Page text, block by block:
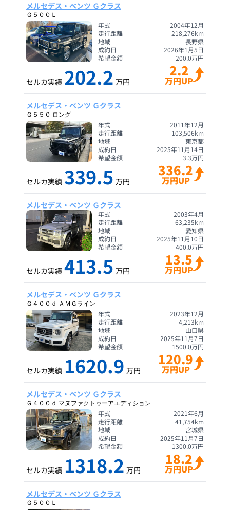
メルセデス・ベンツ Ｇクラス
Ｇ５００Ｌ
年式
2004年12月
走行距離
218,276km
地域
長野県
成約日
2026年1月5日
希望金額
200.0万円
セルカ実績 202.2 万円
2.2
万円UP
メルセデス・ベンツ Ｇクラス
Ｇ５５０ ロング
年式
2011年12月
走行距離
103,506km
地域
東京都
成約日
2025年11月14日
希望金額
3.3万円
セルカ実績 339.5 万円
336.2
万円UP
メルセデス・ベンツ Ｇクラス
年式
2003年4月
走行距離
63,235km
地域
愛知県
成約日
2025年11月10日
希望金額
400.0万円
セルカ実績 413.5 万円
13.5
万円UP
メルセデス・ベンツ Ｇクラス
Ｇ４００ｄ ＡＭＧライン
年式
2023年12月
走行距離
4,213km
地域
山口県
成約日
2025年11月7日
希望金額
1500.0万円
セルカ実績 1620.9 万円
120.9
万円UP
メルセデス・ベンツ Ｇクラス
Ｇ４００ｄ マヌファクトゥーアエディション
年式
2021年6月
走行距離
41,754km
地域
宮城県
成約日
2025年11月7日
希望金額
1300.0万円
セルカ実績 1318.2 万円
18.2
万円UP
メルセデス・ベンツ Ｇクラス
Ｇ５００Ｌ